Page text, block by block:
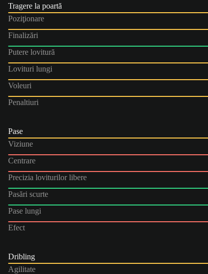
Tragere la poartă
Poziţionare
Finalizări
Putere lovitură
Lovituri lungi
Voleuri
Penaltiuri
Pase
Viziune
Centrare
Precizia loviturilor libere
Pasări scurte
Pase lungi
Efect
Dribling
Agilitate